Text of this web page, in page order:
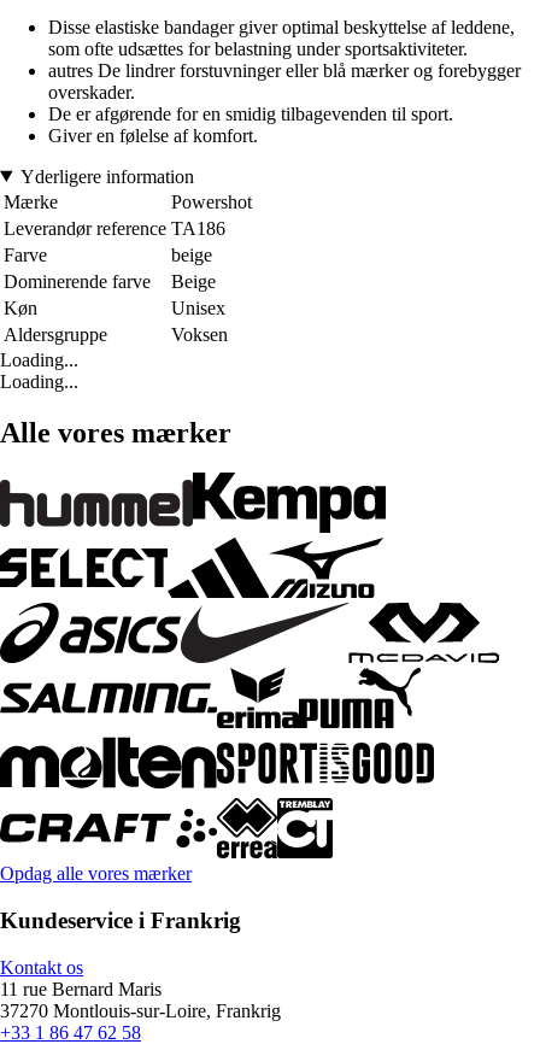
Disse elastiske bandager giver optimal beskyttelse af leddene,
som ofte udsættes for belastning under sportsaktiviteter.
autres De lindrer forstuvninger eller blå mærker og forebygger
overskader.
De er afgørende for en smidig tilbagevenden til sport.
Giver en følelse af komfort.
Yderligere information
Mærke
Powershot
Leverandør reference TA186
Farve
beige
Dominerende farve
Beige
Køn
Unisex
Aldersgruppe
Voksen
Loading...
Loading...
Alle vores mærker
Opdag alle vores mærker
Kundeservice i Frankrig
Kontakt os
11 rue Bernard Maris
37270 Montlouis-sur-Loire, Frankrig
+33 1 86 47 62 58